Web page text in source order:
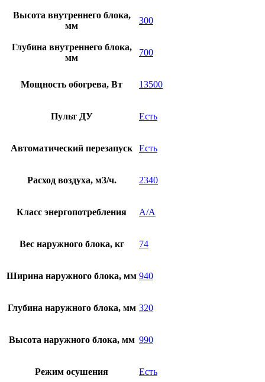
Высота внутреннего блока,
мм
300
Глубина внутреннего блока,
мм
700
Мощность обогрева, Вт 13500
Пульт ДУ Есть
Автоматический перезапуск Есть
Расход воздуха, м3/ч. 2340
Класс энергопотребления A/A
Вес наружного блока, кг 74
Ширина наружного блока, мм 940
Глубина наружного блока, мм 320
Высота наружного блока, мм 990
Режим осушения Есть